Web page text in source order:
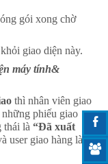
gói xong chờ
giao diện này.
máy tính&
thì nhân viên giao
phiếu giao
thái là “Đã xuất
user giao hàng là